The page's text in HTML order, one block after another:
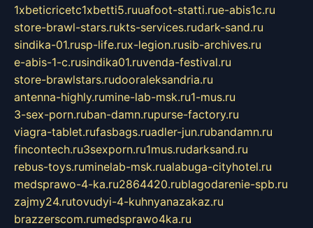
1xbeticricetc1xbetti5.ruuafoot-statti.rue-abis1c.ru
store-brawl-stars.rukts-services.rudark-sand.ru
sindika-01.rusp-life.rux-legion.rusib-archives.ru
e-abis-1-c.rusindika01.ruvenda-festival.ru
store-brawlstars.rudooraleksandria.ru
antenna-highly.rumine-lab-msk.ru1-mus.ru
3-sex-porn.ruban-damn.rupurse-factory.ru
viagra-tablet.rufasbags.ruadler-jun.rubandamn.ru
fincontech.ru3sexporn.ru1mus.rudarksand.ru
rebus-toys.ruminelab-msk.rualabuga-cityhotel.ru
medsprawo-4-ka.ru2864420.rublagodarenie-spb.ru
zajmy24.rutovudyi-4-kuhnyanazakaz.ru
brazzerscom.rumedsprawo4ka.ru